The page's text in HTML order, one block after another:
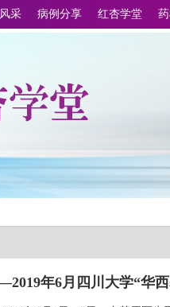
采 病例分享 红杏学堂
年6月四川大学“华西